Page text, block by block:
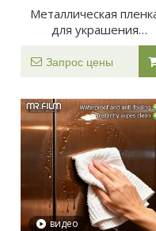
Металлическая
для украшения
гостиничной мебели
Запрос цены
видео